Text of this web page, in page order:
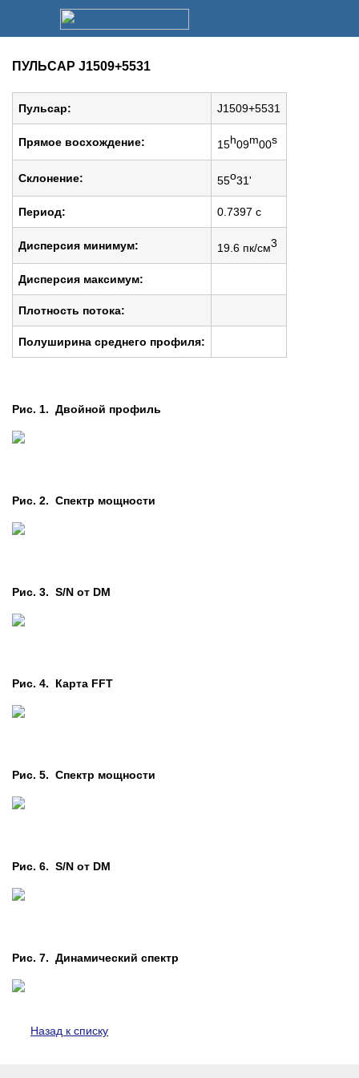
ПУЛЬСАР J1509+5531
Пульсар: J1509+5531
Прямое восхождение: 15h09m00s
Cклонение: 55o31'
Период: 0.7397 c
Дисперсия минимум: 19.6 пк/см3
Дисперсия максимум:
Плотность потока:
Полуширина среднего профиля:
Рис. 1. Двойной профиль
Рис. 2. Cпектр мощности
Рис. 3. S/N от DM
Рис. 4. Карта FFT
Рис. 5. Cпектр мощности
Рис. 6. S/N от DM
Рис. 7. Динамический спектр
Назад к списку